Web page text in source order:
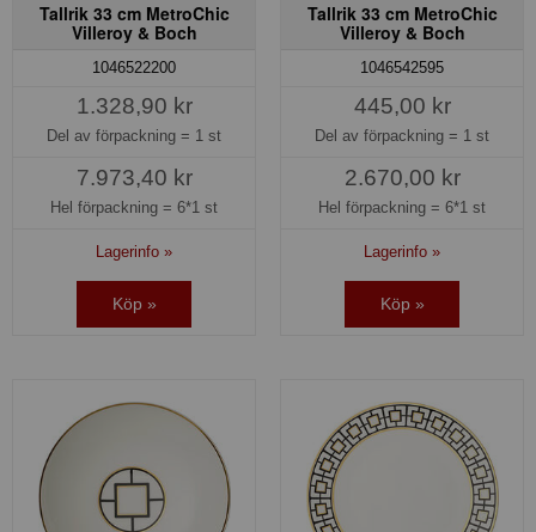
Tallrik 33 cm MetroChic
Villeroy & Boch
1046522200
1.328,90 kr
Del av förpackning = 1 st
7.973,40 kr
Hel förpackning = 6*1 st
Lagerinfo »
Köp »
Tallrik 33 cm MetroChic
Villeroy & Boch
1046542595
445,00 kr
Del av förpackning = 1 st
2.670,00 kr
Hel förpackning = 6*1 st
Lagerinfo »
Köp »